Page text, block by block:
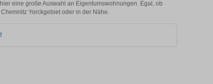
eine große Auswahl an Eigentumswohnungen. Egal, ob
Yorckgebiet oder in der Nähe.